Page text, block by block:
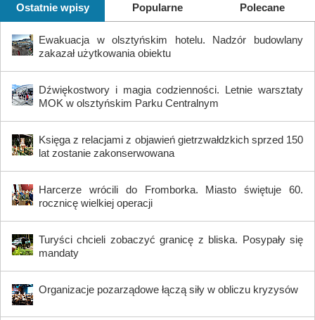
Ostatnie wpisy Popularne Polecane
Ewakuacja w olsztyńskim hotelu. Nadzór budowlany
zakazał użytkowania obiektu
Dźwiękostwory i magia codzienności. Letnie warsztaty
MOK w olsztyńskim Parku Centralnym
Księga z relacjami z objawień gietrzwałdzkich sprzed 150
lat zostanie zakonserwowana
Harcerze wrócili do Fromborka. Miasto świętuje 60.
rocznicę wielkiej operacji
Turyści chcieli zobaczyć granicę z bliska. Posypały się
mandaty
Organizacje pozarządowe łączą siły w obliczu kryzysów